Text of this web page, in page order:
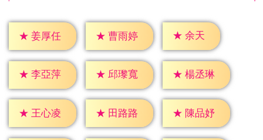
★ 姜厚任 ★ 曹雨婷 ★ 余天
★ 李亞萍 ★ 邱瓈寬 ★ 楊丞琳
★ 王心凌 ★ 田路路 ★ 陳品妤